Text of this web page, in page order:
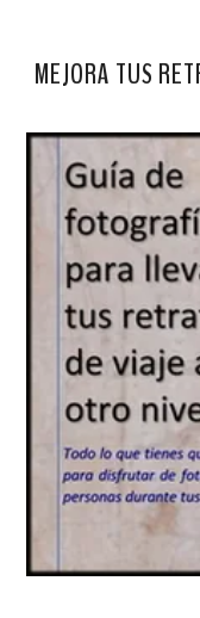
MEJORA TUS